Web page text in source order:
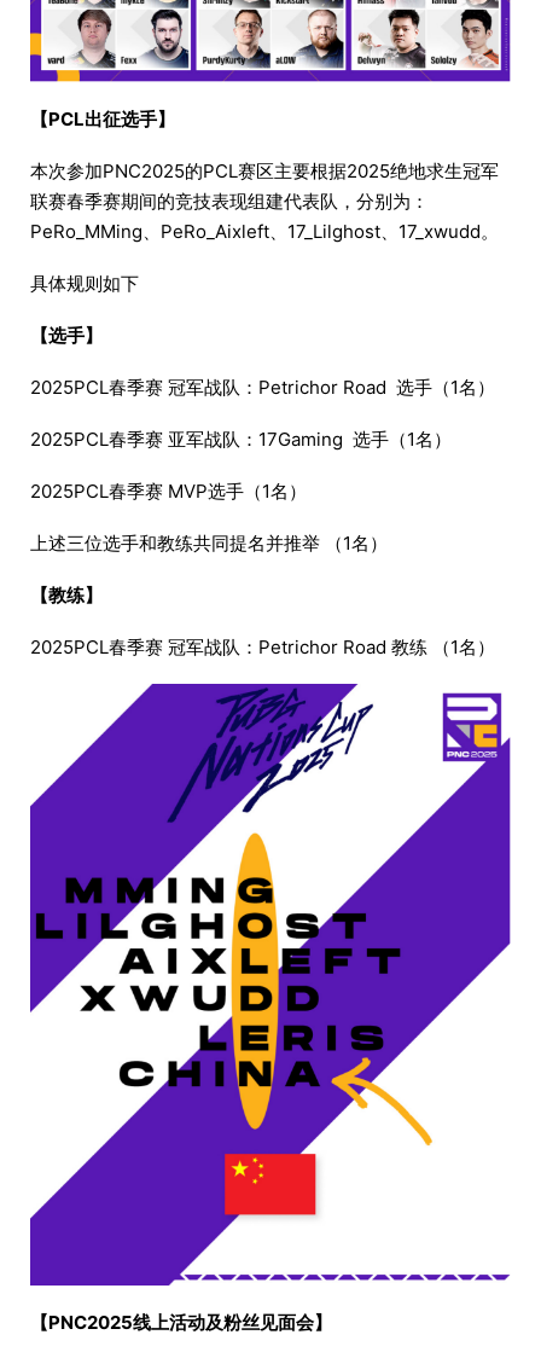
【PCL出征选手】
本次参加PNC2025的PCL赛区主要根据2025绝地求生冠军
联赛春季赛期间的竞技表现组建代表队，分别为：
PeRo_MMing、PeRo_Aixleft、17_Lilghost、17_xwudd。
具体规则如下
【选手】
2025PCL春季赛 冠军战队：Petrichor Road 选手（1名）
2025PCL春季赛 亚军战队：17Gaming 选手（1名）
2025PCL春季赛 MVP选手（1名）
上述三位选手和教练共同提名并推举 （1名）
【教练】
2025PCL春季赛 冠军战队：Petrichor Road 教练 （1名）
【PNC2025线上活动及粉丝见面会】